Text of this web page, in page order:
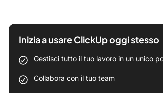
Inizia a usare ClickUp oggi stesso
Gestisci tutto il tuo lavoro in un unico
Collabora con il tuo team